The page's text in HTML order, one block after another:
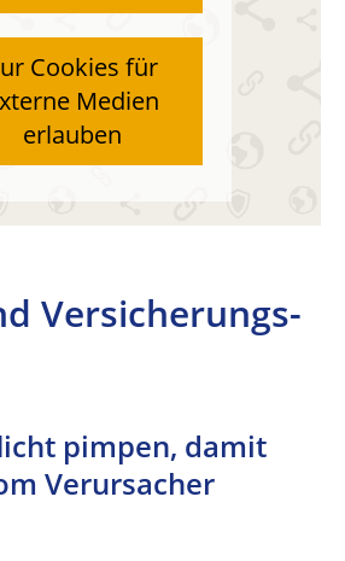
Cookies für
Medien
erlauben
Versicherungs-
pimpen, damit
Verursacher